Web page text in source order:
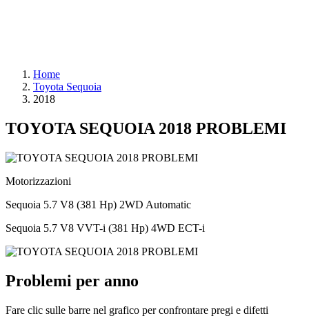
Home
Toyota Sequoia
2018
TOYOTA SEQUOIA 2018 PROBLEMI
Motorizzazioni
Sequoia 5.7 V8 (381 Hp) 2WD Automatic
Sequoia 5.7 V8 VVT-i (381 Hp) 4WD ECT-i
Problemi per anno
Fare clic sulle barre nel grafico per confrontare pregi e difetti